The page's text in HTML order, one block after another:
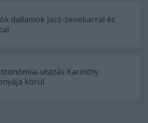
dallamok jazz-zenekarral és
utazás Karinthy
körül